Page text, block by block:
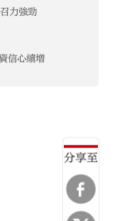
分享至
力強勁
信心續增